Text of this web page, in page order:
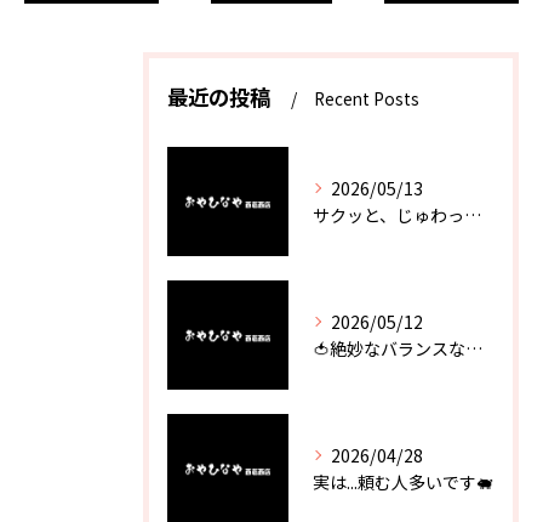
最近の投稿 Recent Posts
2026/05/13
サクッと、じゅわっと。瀬戸内が香るカキフライ
2026/05/12
🍅絶妙なバランスなのに最高な一品🥗
2026/04/28
実は...頼む人多いです🐖